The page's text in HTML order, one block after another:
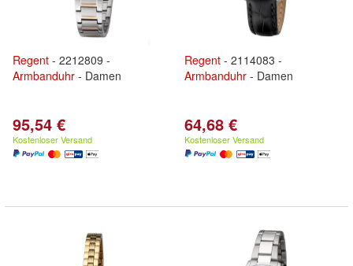
Regent - 2212809 -
Armbanduhr - Damen
95,54 €
Kostenloser Versand
Regent - 2114083 -
Armbanduhr - Damen
64,68 €
Kostenloser Versand